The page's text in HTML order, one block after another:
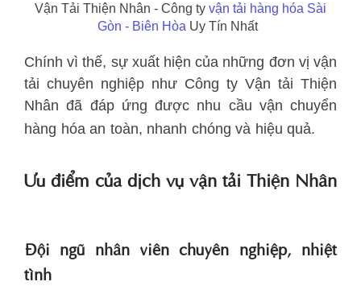
Vận Tải Thiện Nhân - Công ty vận tải hàng hóa Sài
Gòn - Biên Hòa Uy Tín Nhất
Chính vì thế, sự xuất hiện của những đơn vị vận
tải chuyên nghiệp như Công ty Vận tải Thiện
Nhân đã đáp ứng được nhu cầu vận chuyển
hàng hóa an toàn, nhanh chóng và hiệu quả.
Ưu điểm của dịch vụ vận tải Thiện Nhân
Đội ngũ nhân viên chuyên nghiệp, nhiệt
tình